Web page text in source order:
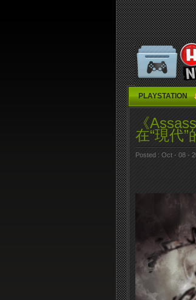
PLAYSTATION
《
在“現代”
Posted : Oct - 08 -